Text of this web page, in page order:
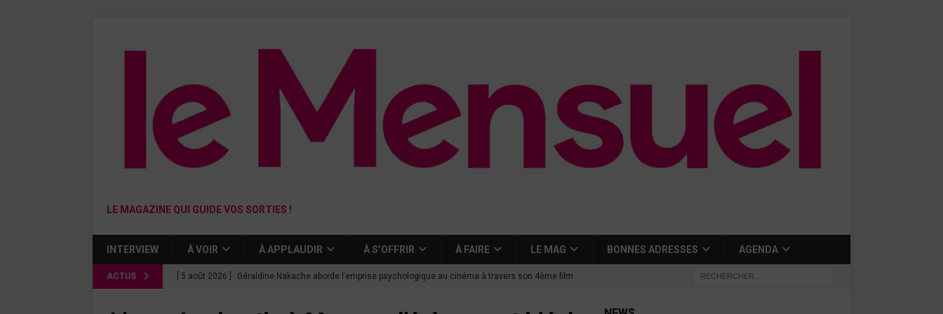
LE MAGAZINE QUI GUIDE VOS SORTIES !
INTERVIEW À VOIR À APPLAUDIR À S’OFFRIR À FAIRE LE MAG BONNES ADRESSES AGENDA
ACTUS [ 5 août 2026 ] Géraldine Nakache aborde l’emprise psychologique au cinéma à travers son 4ème film